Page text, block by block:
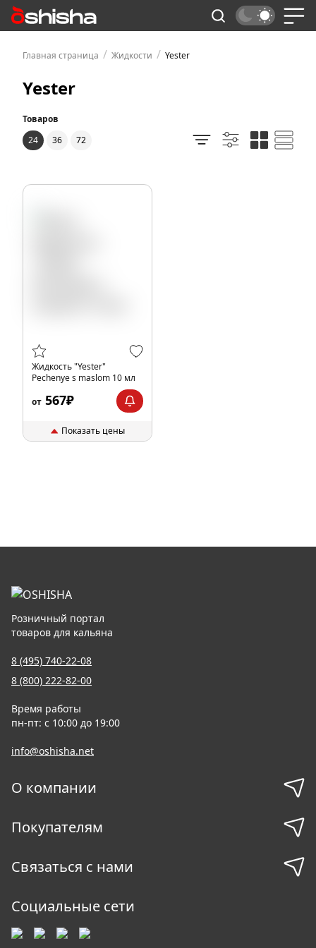
Главная страница / Жидкости / Yester
Yester
Товаров
24
36 72
Жидкость "Yester"
Pechenye s maslom 10 мл
от 567₽
Показать цены
Розничный портал
товаров для кальяна
8 (495) 740-22-08
8 (800) 222-82-00
Время работы
пн-пт: с 10:00 до 19:00
info@oshisha.net
О компании
Покупателям
Связаться с нами
Социальные сети